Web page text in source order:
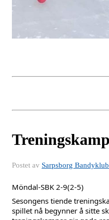
Postet av Sarpsborg
Möndal-SBK 2-9(2-5)
Sesongens tiende
spillet nå begynner å sitte